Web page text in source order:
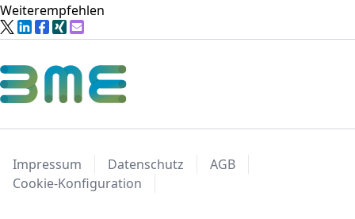
Weiterempfehlen
Impressum Datenschutz
AGB
Cookie-Konfiguration